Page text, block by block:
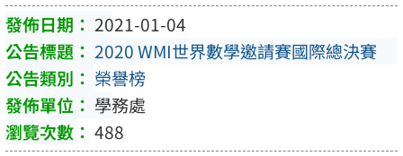
2021-01-04
2020 WMI世界數學邀請賽國際總決賽
榮譽榜
學務處
488